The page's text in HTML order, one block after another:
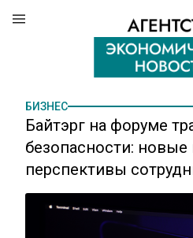
БИЗНЕС
Байтэрг на форуме
безопасности: новые
перспективы